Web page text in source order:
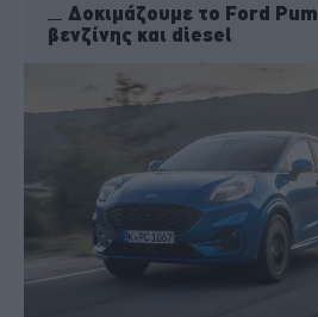
Δοκιμάζουμε τo Ford
βενζίνης και diesel